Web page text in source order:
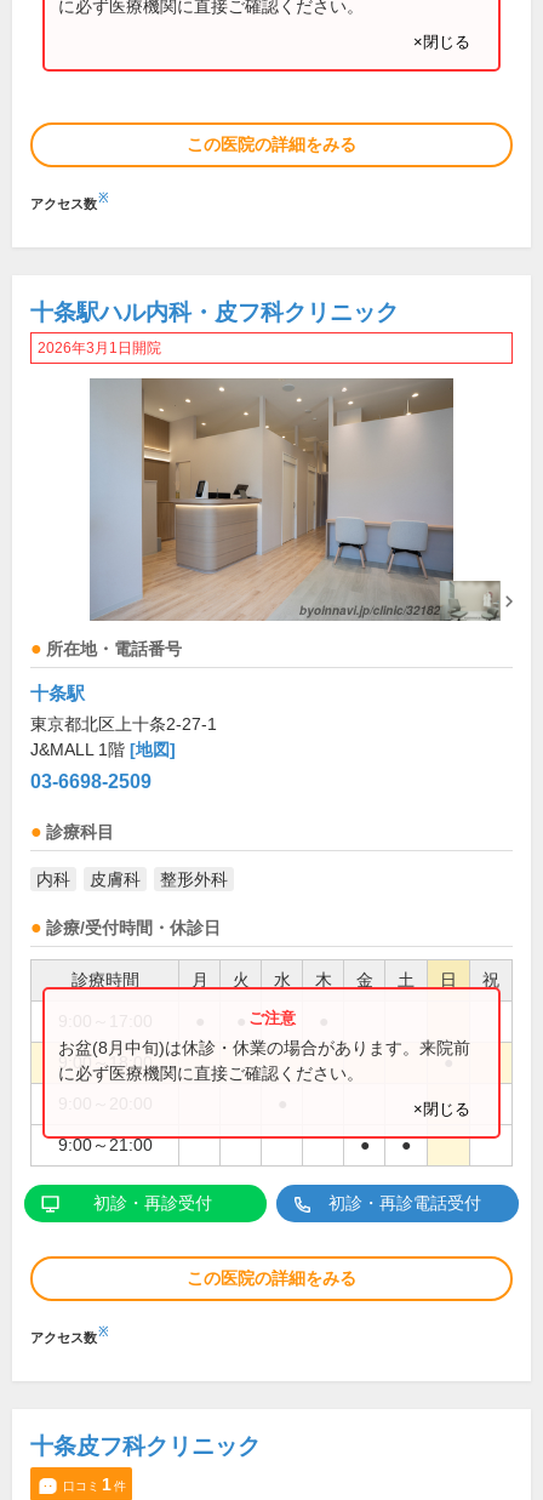
に必ず医療機関に直接ご確認ください。
×閉じる
この医院の詳細をみる
アクセス数※
十条駅ハル内科・皮フ科クリニック
2026年3月1日開院
所在地・電話番号
十条駅
東京都北区上十条2-27-1
J&MALL 1階 [地図]
03-6698-2509
診療科目
内科 皮膚科 整形外科
診療/受付時間・休診日
診療時間 月 火 水 木 金 土 日 祝
9:00～18:00 ●
9:00～21:00 ● ●
お盆(8月中旬)は休診・休業の場合があります。来院前
に必ず医療機関に直接ご確認ください。
×閉じる
初診・再診受付 初診・再診電話受付
この医院の詳細をみる
アクセス数※
十条皮フ科クリニック
口コミ 1件